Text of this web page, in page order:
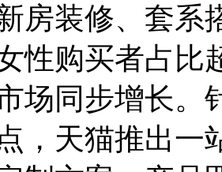
房装修、套系
性购买者占比
场同步增长。
，天猫推出一